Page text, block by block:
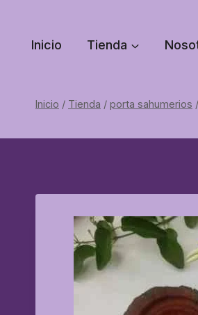
contenido
Inicio Tienda
Inicio / Tienda / porta sahumerios /